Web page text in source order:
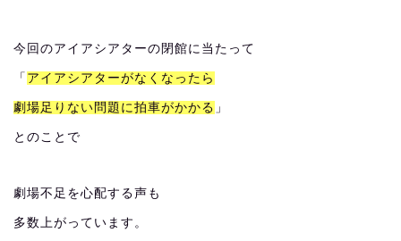
今回のアイアシアターの閉館に当たって
「 アイアシアターがなくなったら
劇場足りない問題に拍車がかかる 」
とのことで
劇場不足を心配する声も
多数上がっています。